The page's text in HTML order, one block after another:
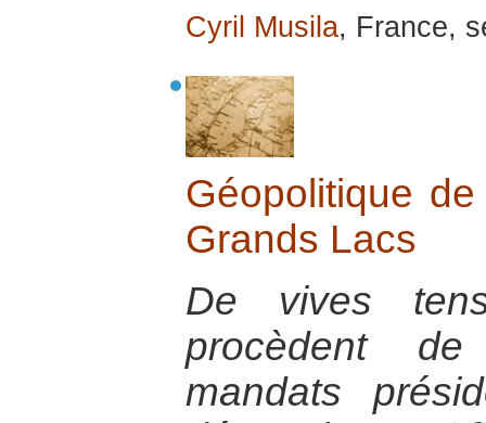
Cyril Musila, France,
Géopolitique
Grands Lacs
De vives
procèdent
mandats